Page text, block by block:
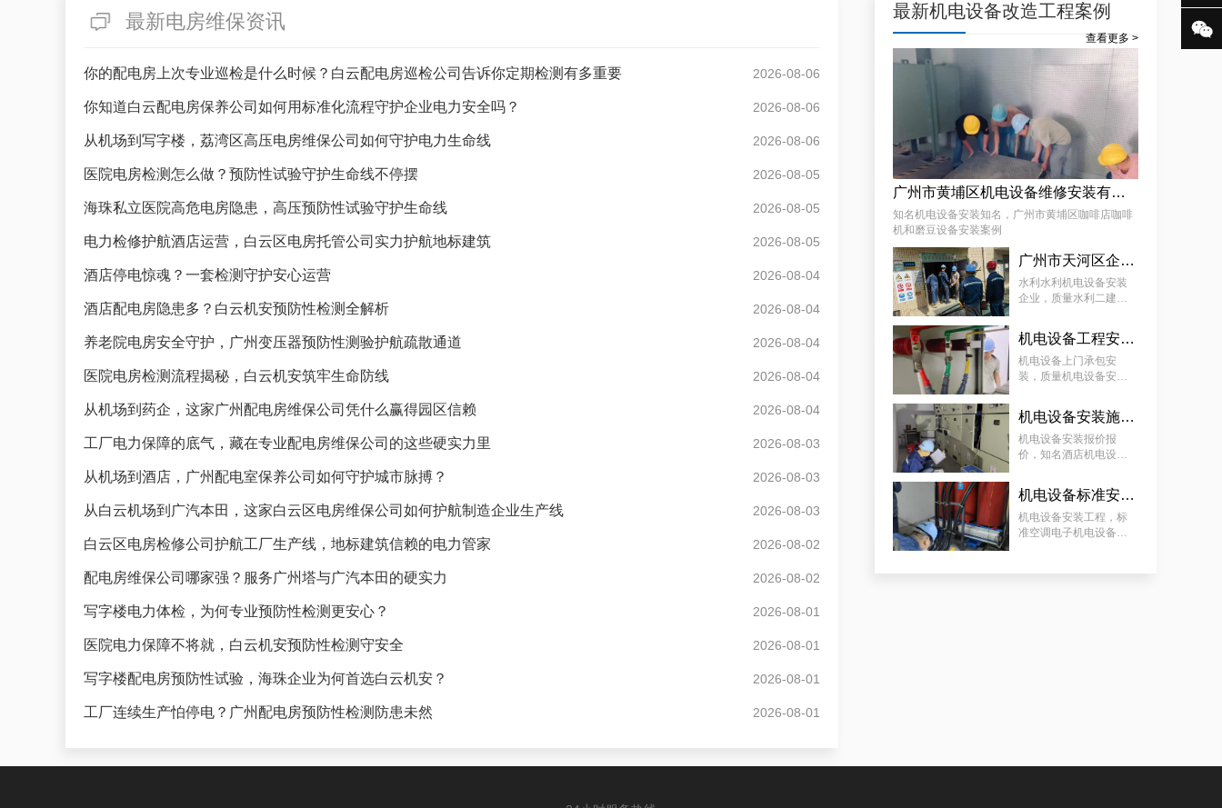
最新电房维保资讯
你的配电房上次专业巡检是什么时候？白云配电房巡检公司告诉你定期检测有多重要 2026-08-06
你知道白云配电房保养公司如何用标准化流程守护企业电力安全吗？ 2026-08-06
从机场到写字楼，荔湾区高压电房维保公司如何守护电力生命线 2026-08-06
医院电房检测怎么做？预防性试验守护生命线不停摆 2026-08-05
海珠私立医院高危电房隐患，高压预防性试验守护生命线 2026-08-05
电力检修护航酒店运营，白云区电房托管公司实力护航地标建筑 2026-08-05
酒店停电惊魂？一套检测守护安心运营 2026-08-04
酒店配电房隐患多？白云机安预防性检测全解析 2026-08-04
养老院电房安全守护，广州变压器预防性测验护航疏散通道 2026-08-04
医院电房检测流程揭秘，白云机安筑牢生命防线 2026-08-04
从机场到药企，这家广州配电房维保公司凭什么赢得园区信赖 2026-08-04
工厂电力保障的底气，藏在专业配电房维保公司的这些硬实力里 2026-08-03
从机场到酒店，广州配电室保养公司如何守护城市脉搏？ 2026-08-03
从白云机场到广汽本田，这家白云区电房维保公司如何护航制造企业生产线 2026-08-03
白云区电房检修公司护航工厂生产线，地标建筑信赖的电力管家 2026-08-02
配电房维保公司哪家强？服务广州塔与广汽本田的硬实力 2026-08-02
写字楼电力体检，为何专业预防性检测更安心？ 2026-08-01
医院电力保障不将就，白云机安预防性检测守安全 2026-08-01
写字楼配电房预防性试验，海珠企业为何首选白云机安？ 2026-08-01
工厂连续生产怕停电？广州配电房预防性检测防患未然 2026-08-01
专业化白云低压配电房年检保养公司，全过程服务记录
白云配电房检查案例|合规合法
最新机电设备改造工程案例
查看更多 >
广州市黄埔区机电设备维修安装有限公司，广州市黄埔区咖啡店咖啡机和磨豆设备安装案例
知名机电设备安装知名，广州市黄埔区咖啡店咖啡
机和磨豆设备安装案例
广州市天河区企业机电设备安装工程，质量水利二建机电设备安装服务案例
水利水利机电设备安装
企业，质量水利二建机
机电设备工程安装厂家，质量机电设备安装工程厂家提供景区机电设备安装工程案例分享
机电设备上门承包安
装，质量机电设备安装
设备安装工程案例分享
机电设备安装施工服务，知名酒店机电设备安装工程谋划方案分享
机电设备安装报价报
价，知名酒店机电设备
机电设备标准安装，标准空调电子机电设备安装服务案例
机电设备安装工程，标
准空调电子机电设备安
